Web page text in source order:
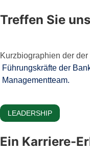
Treffen Sie
Kurzbiographien der der
Führungskräfte der
Managementteam.
LEADERSHIP
Ein Karriere-